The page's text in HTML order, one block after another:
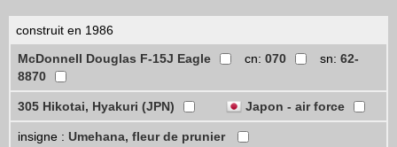
construit en 1986
McDonnell Douglas F-15J Eagle
cn: 070 sn: 62-
8870
305 Hikotai, Hyakuri (JPN) Japon - air force
insigne : Umehana, fleur de prunier